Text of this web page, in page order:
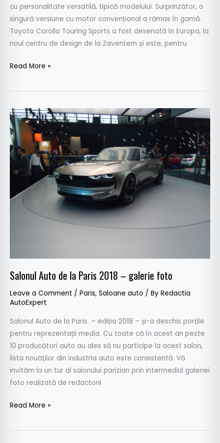
cu personalitate versatilă, tipică modelului. Surprinzător, o
singură versiune cu motor convențional a rămas în gamă.
Toyota Corolla Touring Sports a fost desenată în Europa, la
noul centru de design de la Zaventem și este, pentru
Read More »
Salonul Auto de la Paris 2018 – galerie foto
Leave a Comment / Paris, Saloane auto / By Redactia
AutoExpert
Salonul Auto de la Paris – ediția 2018 – și-a deschis porțile
pentru reprezentații media. Cu toate că în acest an peste
10 producători auto au ales să nu participe la acest salon,
lista nouăților din industria auto este consistentă. Vă
invităm la un tur al salonului parizian prin intermediul galeriei
foto realizată de redactorii
Salonul
Auto
de
la
Paris
2018
galerie
Read More »